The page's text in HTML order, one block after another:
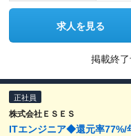
求人を見る
掲載終了
正社員
株式会社ＥＳＥＳ
ITエンジニア◆還元率77%/